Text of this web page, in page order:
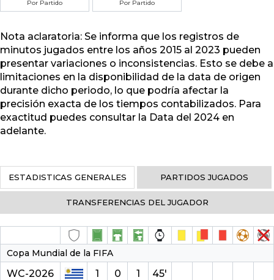
Por Partido Por Partido
Nota aclaratoria: Se informa que los registros de
minutos jugados entre los años 2015 al 2023 pueden
presentar variaciones o inconsistencias. Esto se debe a
limitaciones en la disponibilidad de la data de origen
durante dicho periodo, lo que podría afectar la
precisión exacta de los tiempos contabilizados. Para
exactitud puedes consultar la Data del 2024 en
adelante.
ESTADISTICAS GENERALES PARTIDOS JUGADOS
TRANSFERENCIAS DEL JUGADOR
Copa Mundial de la FIFA
WC-2026 1 0 1
45′